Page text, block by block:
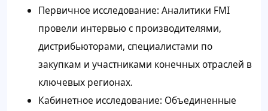
Первичное исследование: Аналитики FMI
провели интервью с производителями,
дистрибьюторами, специалистами по
закупкам и участниками конечных отраслей в
ключевых регионах.
Кабинетное исследование: Объединенные